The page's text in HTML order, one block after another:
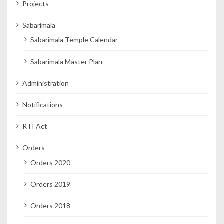
Projects
Sabarimala
Sabarimala Temple Calendar
Sabarimala Master Plan
Administration
Notifications
RTI Act
Orders
Orders 2020
Orders 2019
Orders 2018